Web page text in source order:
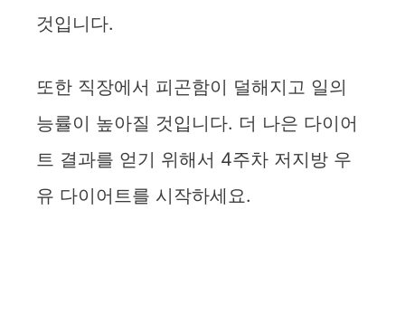
것입니다.
또한 직장에서 피곤함이 덜해지고 일의
능률이 높아질 것입니다. 더 나은 다이어
트 결과를 얻기 위해서 4주차 저지방 우
유 다이어트를 시작하세요.